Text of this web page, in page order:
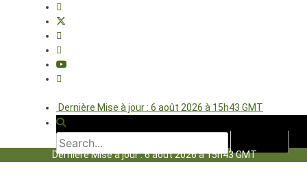
Dernière Mise à jour : 6 août 2026 à 15h43 GMT
Dernière Mise à jour : 6 août 2026 à 15h43 GMT